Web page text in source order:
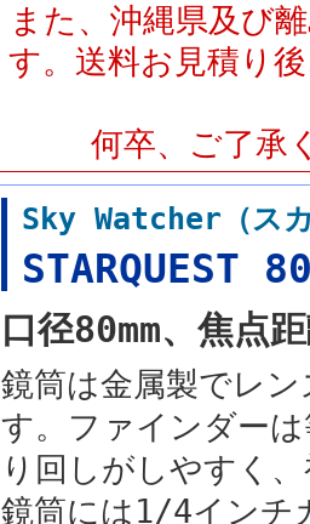
また、沖縄県及び
す。送料お見積り
何卒、ご了承
Sky Watcher（ス
STARQUEST
口径80mm、焦点
鏡筒は金属製でレ
す。ファインダー
り回しがしやすく
鏡筒には1/4インチ